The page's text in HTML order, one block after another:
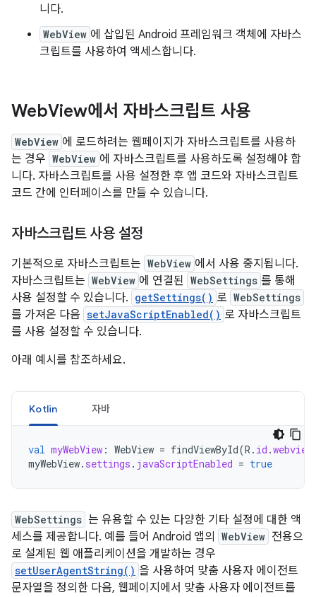
니다.
WebView 에 삽입된 Android 프레임워크 객체에 자바스
크립트를 사용하여 액세스합니다.
WebView에서 자바스크립트 사용
WebView 에 로드하려는 웹페이지가 자바스크립트를 사용하
는 경우 WebView 에 자바스크립트를 사용하도록 설정해야 합
니다. 자바스크립트를 사용 설정한 후 앱 코드와 자바스크립트
코드 간에 인터페이스를 만들 수 있습니다.
자바스크립트 사용 설정
기본적으로 자바스크립트는 WebView 에서 사용 중지됩니다.
자바스크립트는 WebView 에 연결된 WebSettings 를 통해
사용 설정할 수 있습니다. getSettings() 로 WebSettings
를 가져온 다음 setJavaScriptEnabled() 로 자바스크립트
를 사용 설정할 수 있습니다.
아래 예시를 참조하세요.
Kotlin 자바
val myWebView : WebView = findViewById(R . id .webview
myWebView. settings . javaScriptEnabled = true
WebSettings 는 유용할 수 있는 다양한 기타 설정에 대한 액
세스를 제공합니다. 예를 들어 Android 앱의
WebView 전용으
로 설계된 웹 애플리케이션을 개발하는 경우
setUserAgentString() 을 사용하여 맞춤 사용자 에이전트
문자열을 정의한 다음, 웹페이지에서 맞춤 사용자 에이전트를